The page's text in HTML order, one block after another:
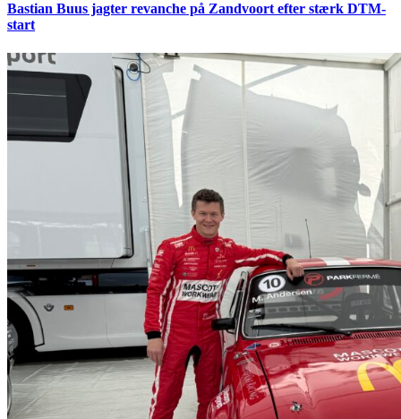
Bastian Buus jagter revanche på Zandvoort efter stærk DTM-
start